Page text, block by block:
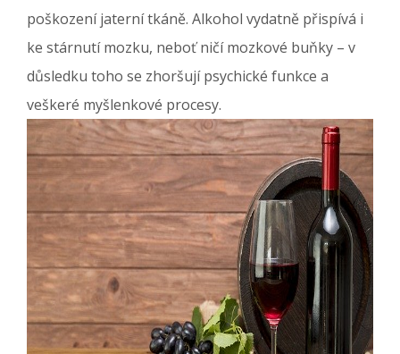
poškození jaterní tkáně. Alkohol vydatně přispívá i
ke stárnutí mozku, neboť ničí mozkové buňky – v
důsledku toho se zhoršují psychické funkce a
veškeré myšlenkové procesy.